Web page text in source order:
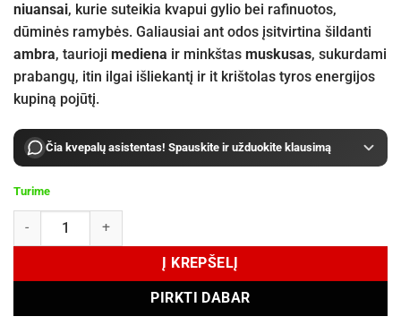
niuansai, kurie suteikia kvapui gylio bei rafinuotos,
dūminės ramybės. Galiausiai ant odos įsitvirtina šildanti
ambra, taurioji mediena ir minkštas muskusas, sukurdami
prabangų, itin ilgai išliekantį ir it krištolas tyros energijos
kupiną pojūtį.
Čia kvepalų asistentas! Spauskite ir užduokite klausimą
Turime
produkto kiekis: Matiere Premiere Crystal Saffron Extrait de Parfum
Į KREPŠELĮ
PIRKTI DABAR